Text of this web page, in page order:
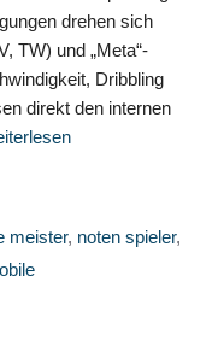
drehen sich
TW) und „Meta“-
Dribbling
direkt den internen
meister, noten spieler,